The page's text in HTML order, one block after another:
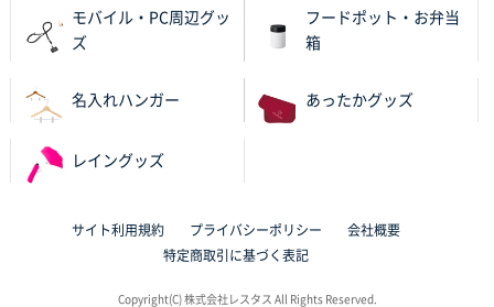
サイトが見やすい
ワンポイントポリ袋 A4サイズ
サイト構成が解りやすかったから
ブックメモ付箋
200枚
2025年10月16日 10:30
モバイル・PC周辺グッ
ズ
フードポット・お弁当
箱
名入れハンガー あったかグッズ
レイングッズ
サイト利用規約 プライバシーポリシー
会社概要
特定商取引に基づく表記
Copyright(C) 株式会社レスタス All Rights Reserved.